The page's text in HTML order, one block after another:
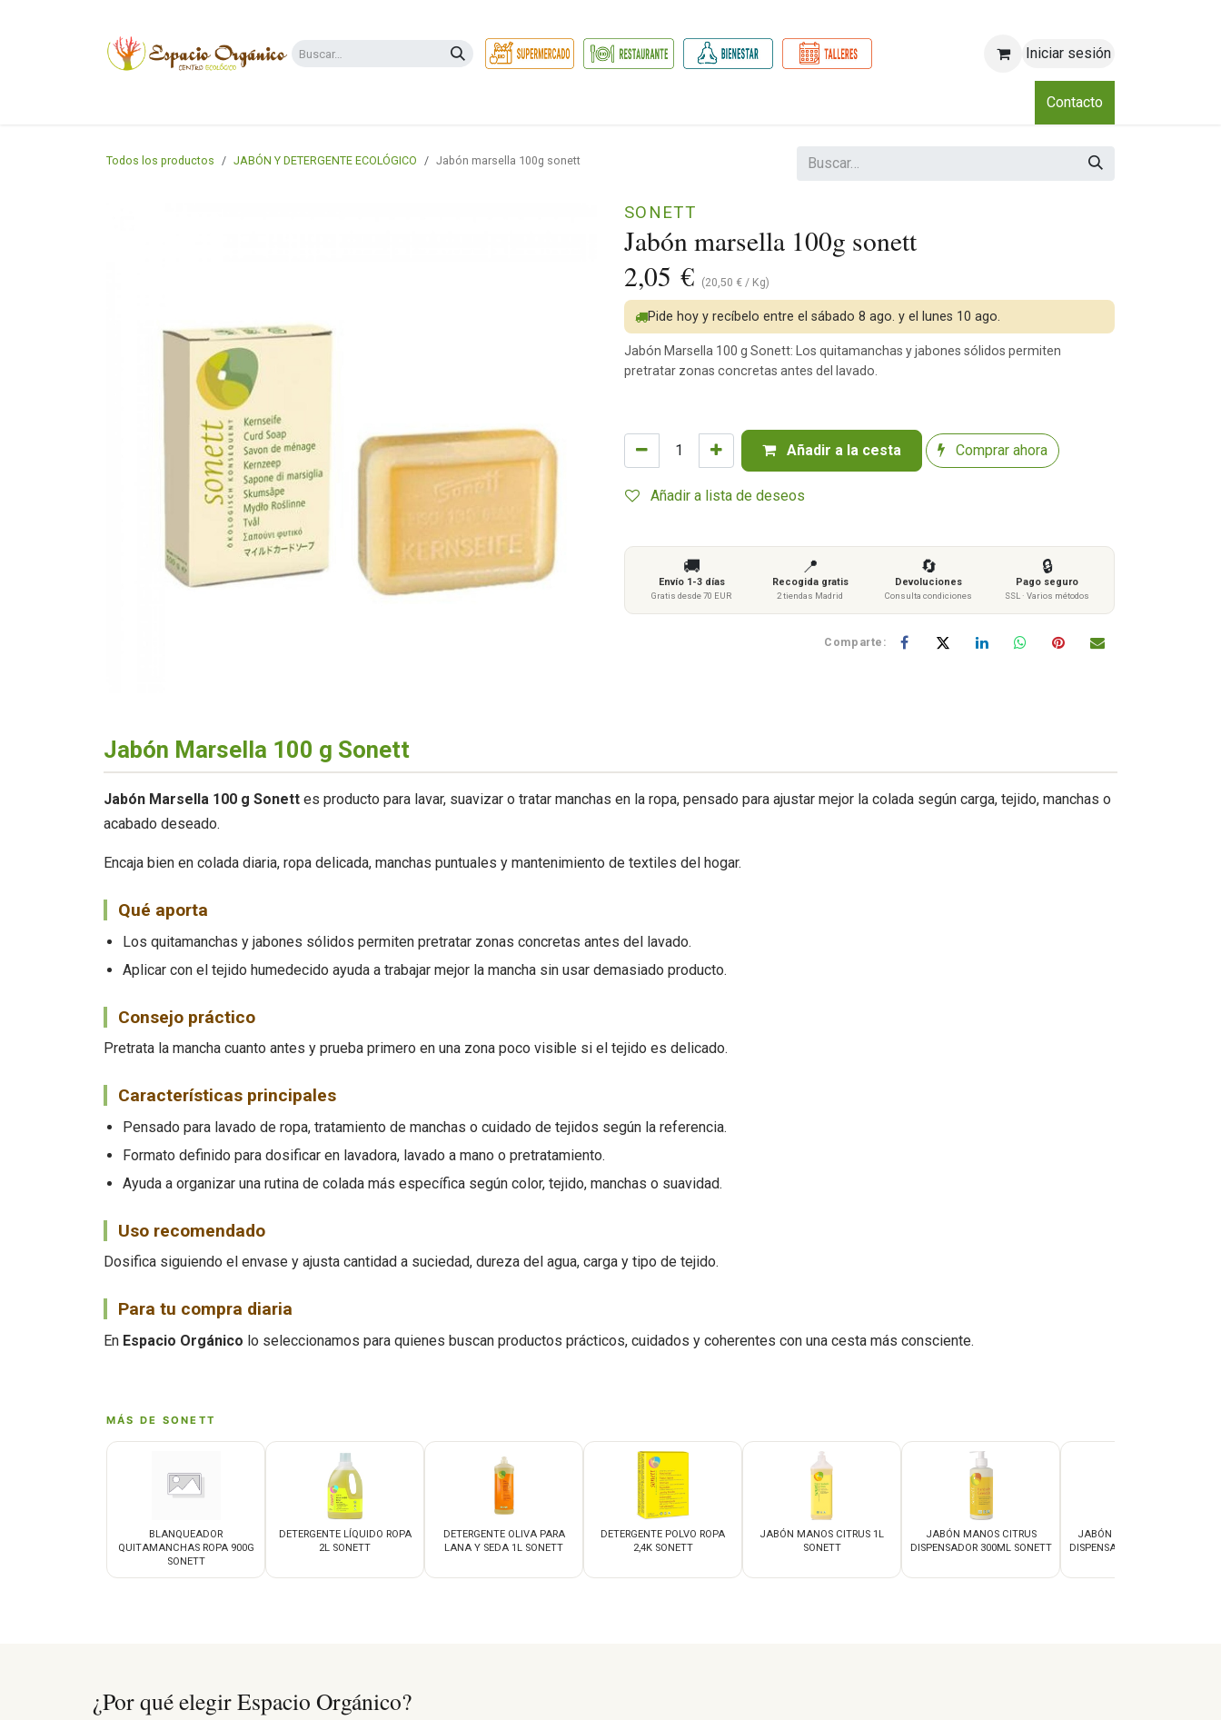
Iniciar sesión
Club
Contacto
Todos los productos JABÓN Y DETERGENTE ECOLÓGICO Jabón marsella 100g sonett
Jabón marsella 100g sonett
SONETT
2,05 € (20,50 € / Kg)
Añadir a la cesta Comprar ahora
Añadir a lista de deseos
Pide hoy y recíbelo entre el sábado 8 ago. y el lunes 10 ago.
Jabón Marsella 100 g Sonett: Los quitamanchas y jabones sólidos permiten
pretratar zonas concretas antes del lavado.
🚚
Envío 1-3 días
Gratis desde 70 EUR
📍
Recogida gratis
2 tiendas Madrid
🔄
Devoluciones
Consulta condiciones
🔒
Pago seguro
SSL · Varios métodos
Comparte:
Jabón Marsella 100 g Sonett
Jabón Marsella 100 g Sonett es producto para lavar, suavizar o tratar manchas en la ropa, pensado para ajustar mejor la colada según carga, tejido, manchas o
acabado deseado.
Encaja bien en colada diaria, ropa delicada, manchas puntuales y mantenimiento de textiles del hogar.
Qué aporta
Los quitamanchas y jabones sólidos permiten pretratar zonas concretas antes del lavado.
Aplicar con el tejido humedecido ayuda a trabajar mejor la mancha sin usar demasiado producto.
Consejo práctico
Pretrata la mancha cuanto antes y prueba primero en una zona poco visible si el tejido es delicado.
Características principales
Pensado para lavado de ropa, tratamiento de manchas o cuidado de tejidos según la referencia.
Formato definido para dosificar en lavadora, lavado a mano o pretratamiento.
Ayuda a organizar una rutina de colada más específica según color, tejido, manchas o suavidad.
Uso recomendado
Dosifica siguiendo el envase y ajusta cantidad a suciedad, dureza del agua, carga y tipo de tejido.
Para tu compra diaria
En Espacio Orgánico lo seleccionamos para quienes buscan productos prácticos, cuidados y coherentes con una cesta más consciente.
MÁS DE SONETT
BLANQUEADOR
QUITAMANCHAS ROPA 900G
SONETT
DETERGENTE LÍQUIDO ROPA
2L SONETT
DETERGENTE OLIVA PARA
LANA Y SEDA 1L SONETT
DETERGENTE POLVO ROPA
2,4K SONETT
JABÓN MANOS CITRUS 1L
SONETT
JABÓN MANOS CITRUS
DISPENSADOR 300ML SONETT
JABÓN MANOS LAVANDA
DISPENSADOR 300ML SONETT
¿Por qué elegir Espacio Orgánico?